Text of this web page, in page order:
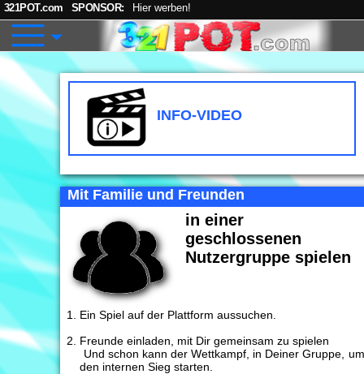
321POT.com SPONSOR: Hier werben!
INFO-VIDEO
INFO-VIDEO
Mit Familie und Freunden
in einer
geschlossenen
Nutzergruppe spielen
Ein Spiel auf der Plattform aussuchen.
Freunde einladen, mit Dir gemeinsam zu spielen
Und schon kann der Wettkampf, in Deiner Gruppe, um
den internen Sieg starten.